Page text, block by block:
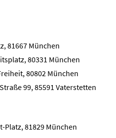
81667 München
80331 München
80802 München
99, 85591 Vaterstetten
Platz, 81829 München